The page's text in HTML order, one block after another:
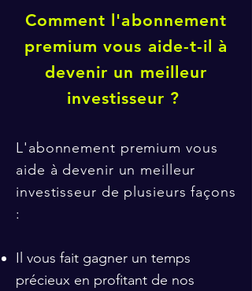
Comment l'abonnement
premium vous aide-t-il à
devenir un meilleur
investisseur ?
L'abonnement premium vous
aide à devenir un meilleur
investisseur de plusieurs façons
:
Il vous fait gagner un temps
précieux en profitant de nos